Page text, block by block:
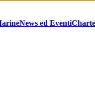
News ed Eventi